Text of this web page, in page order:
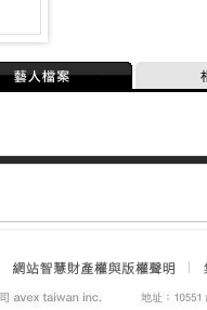
藝人檔案